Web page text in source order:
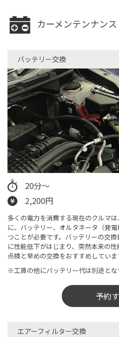
カーメンテンナンス
バッテリー交換
20分～
2,200円
多くの電力を消費する現在のクルマ
に、バッテリー、オルタネータ（発
つことが必要です。バッテリーの交
に性能低下がはじまり、突然本来の
点検と早めの交換をおすすめしていま
※工賃の他にバッテリー代は別途とな
予約
エアーフィルター交換